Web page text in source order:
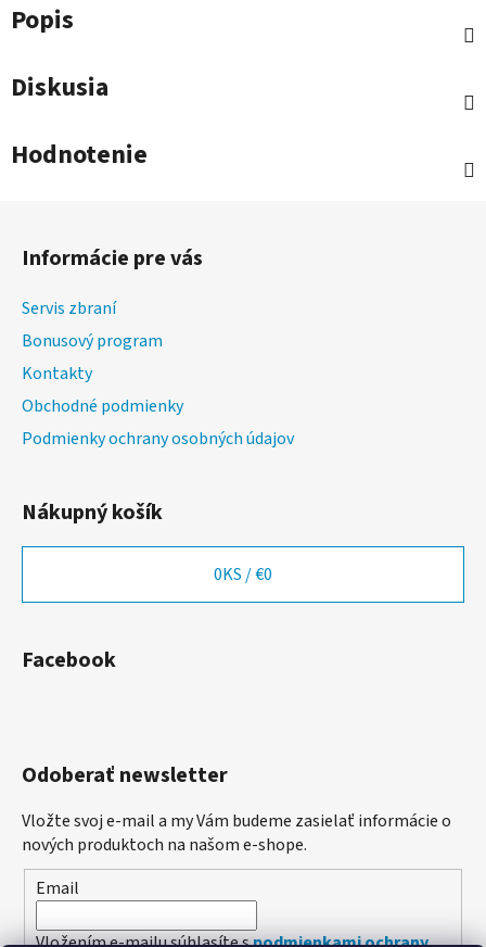
Popis
Diskusia
Hodnotenie
Informácie pre vás
Servis zbraní
Bonusový program
Kontakty
Obchodné podmienky
Podmienky ochrany osobných údajov
Nákupný košík
0KS /€0
Facebook
Odoberať newsletter
Vložte svoj e-mail a my Vám budeme zasielať informácie o
nových produktoch na našom e-shope.
Email